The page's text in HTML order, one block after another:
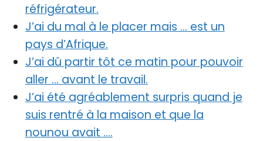
réfrigérateur.
J’ai du mal à le placer mais … est un
pays d’Afrique.
J’ai dû partir tôt ce matin pour pouvoir
aller … avant le travail.
J’ai été agréablement surpris quand je
suis rentré à la maison et que la
nounou avait ….